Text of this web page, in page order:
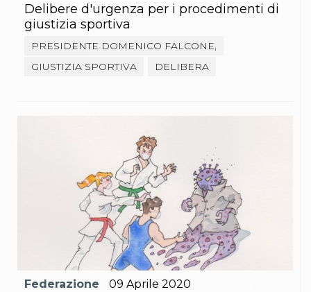
Delibere d'urgenza per i procedimenti di
giustizia sportiva
PRESIDENTE DOMENICO FALCONE,
GIUSTIZIA SPORTIVA
DELIBERA
Federazione 09 Aprile 2020